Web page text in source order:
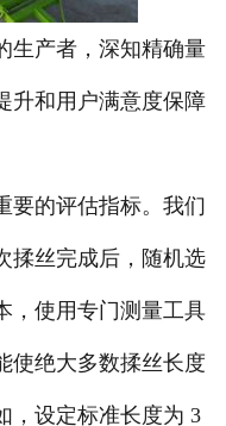
生产者，深知精确量
升和用户满意度保障
的评估指标。我们
揉丝完成后，随机选
，使用专门测量工具
使绝大多数揉丝长度
，设定标准长度为 3